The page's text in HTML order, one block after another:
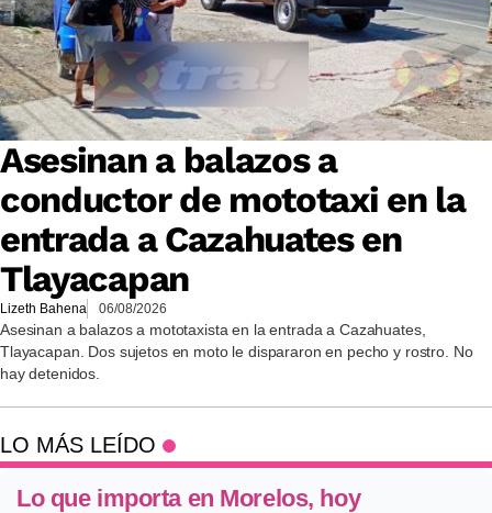
Asesinan a balazos a
conductor de mototaxi en la
entrada a Cazahuates en
Tlayacapan
Lizeth Bahena 06/08/2026
Asesinan a balazos a mototaxista en la entrada a Cazahuates,
Tlayacapan. Dos sujetos en moto le dispararon en pecho y rostro. No
hay detenidos.
LO MÁS LEÍDO
Lo que importa en Morelos, hoy